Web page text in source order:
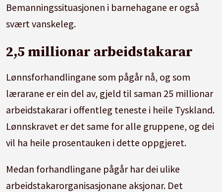
Bemanningssituasjonen i barnehagane er også
svært vanskeleg.
2,5 millionar arbeidstakarar
Lønnsforhandlingane som pågår nå, og som
lærarane er ein del av, gjeld til saman 25 millionar
arbeidstakarar i offentleg teneste i heile Tyskland.
Lønnskravet er det same for alle gruppene, og dei
vil ha heile prosentauken i dette oppgjeret.
Medan forhandlingane pågår har dei ulike
arbeidstakarorganisasjonane aksjonar. Det